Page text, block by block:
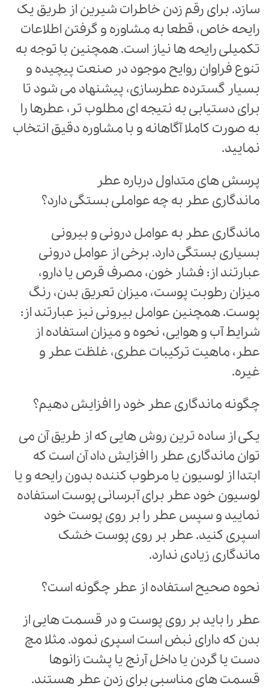
سازد. برای رقم زدن خاطرات شیرین از طریق یک
رایحه خاص، قطعا به مشاوره و گرفتن اطلاعات
تکمیلی رایحه ها نیاز است. همچنین با توجه به
تنوع فراوان روایح موجود در صنعت پیچیده و
بسیار گسترده عطرسازی، پیشنهاد می شود تا
برای دستیابی به نتیجه ای مطلوب تر، عطرها را
به صورت کاملا آگاهانه و با مشاوره دقیق انتخاب
نمایید.
پرسش های متداول درباره عطر
ماندگاری عطر به چه عواملی بستگی دارد؟
ماندگاری عطر به عوامل درونی و بیرونی
بسیاری بستگی دارد. برخی از عوامل درونی
عبارتند از: فشار خون، مصرف قرص یا دارو،
میزان رطوبت پوست، میزان تعریق بدن، رنگ
پوست. همچنین عوامل بیرونی نیز عبارتند از:
شرایط آب و هوایی، نحوه و میزان استفاده از
عطر، ماهیت ترکیبات عطری، غلظت عطر و
غیره.
چگونه ماندگاری عطر خود را افزایش دهیم؟
یکی از ساده ترین روش هایی که از طریق آن می
توان ماندگاری عطر را افزایش داد آن است که
ابتدا از لوسیون یا مرطوب کننده بدون رایحه و یا
لوسیون خود عطر برای آبرسانی پوست استفاده
نمایید و سپس عطر را بر روی پوست خود
اسپری کنید. عطر بر روی پوست خشک
ماندگاری زیادی ندارد.
نحوه صحیح استفاده از عطر چگونه است؟
عطر را باید بر روی پوست و در قسمت هایی از
بدن که دارای نبض است اسپری نمود. مثلا مچ
دست یا گردن یا داخل آرنج یا پشت زانوها
قسمت های مناسبی برای زدن عطر هستند.